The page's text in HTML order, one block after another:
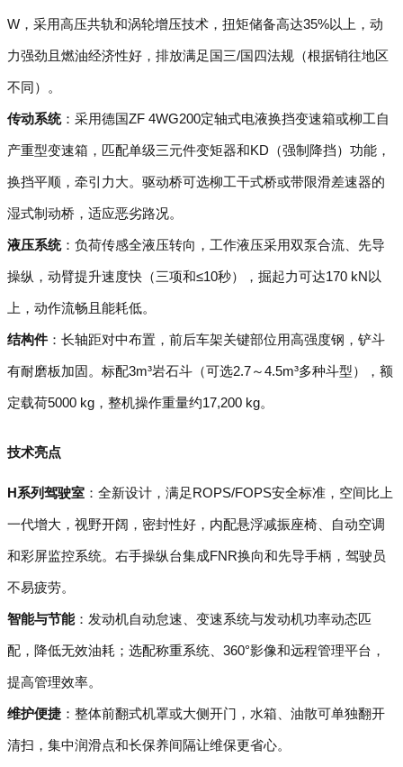
W，采用高压共轨和涡轮增压技术，扭矩储备高达35%以上，动
力强劲且燃油经济性好，排放满足国三/国四法规（根据销往地区
不同）。
传动系统：采用德国ZF 4WG200定轴式电液换挡变速箱或柳工自
产重型变速箱，匹配单级三元件变矩器和KD（强制降挡）功能，
换挡平顺，牵引力大。驱动桥可选柳工干式桥或带限滑差速器的
湿式制动桥，适应恶劣路况。
液压系统：负荷传感全液压转向，工作液压采用双泵合流、先导
操纵，动臂提升速度快（三项和≤10秒），掘起力可达170 kN以
上，动作流畅且能耗低。
结构件：长轴距对中布置，前后车架关键部位用高强度钢，铲斗
有耐磨板加固。标配3m³岩石斗（可选2.7～4.5m³多种斗型），额
定载荷5000 kg，整机操作重量约17,200 kg。
技术亮点
H系列驾驶室 ：全新设计，满足ROPS/FOPS安全标准，空间比上
一代增大，视野开阔，密封性好，内配悬浮减振座椅、自动空调
和彩屏监控系统。右手操纵台集成FNR换向和先导手柄，驾驶员
不易疲劳。
智能与节能：发动机自动怠速、变速系统与发动机功率动态匹
配，降低无效油耗；选配称重系统、360°影像和远程管理平台，
提高管理效率。
维护便捷 ：整体前翻式机罩或大侧开门，水箱、油散可单独翻开
清扫，集中润滑点和长保养间隔让维保更省心。